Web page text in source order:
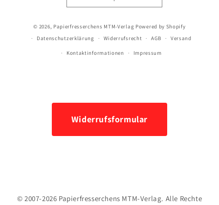
© 2026, Papierfresserchens MTM-Verlag Powered by Shopify
Datenschutzerklärung
Widerrufsrecht AGB Versand
Kontaktinformationen Impressum
Widerrufsformular
© 2007-2026 Papierfresserchens MTM-Verlag. Alle Rechte